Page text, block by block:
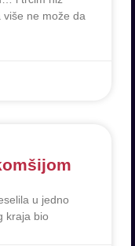
ne može da
u jedno
kraja bio